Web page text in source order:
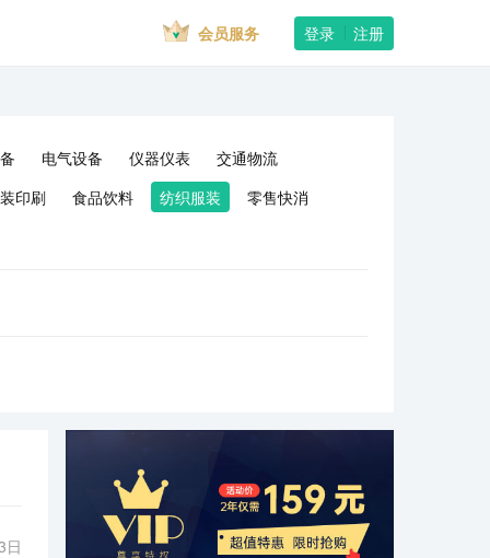
会员服务 登录 注册
电气设备 仪器仪表
交通物流
印刷 食品饮料 纺织服装
零售快消
日